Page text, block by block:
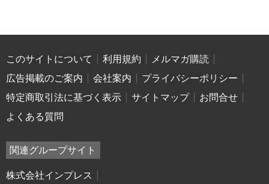
このサイトについて 利用規約
メルマガ購読
広告掲載のご案内
会社案内
プライバシーポリシー
特定商取引法に基づく表示
サイトマップ
お問合せ
よくある質問
関連グループサイト
株式会社インプレス